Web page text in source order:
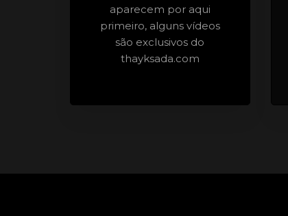
aparecem por aqui
primeiro, alguns vídeos
são exclusivos do
thayksada.com